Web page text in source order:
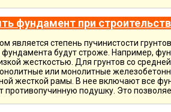
фундамент при
является степень пучинистости
фундамента будут строже. Например,
жесткостью. Для грунтов со
или монолитные
жесткой рамы. В нее включают все
противопучинную подушку. Это